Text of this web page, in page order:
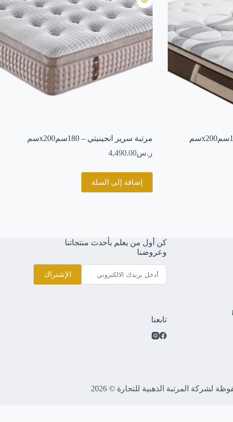
مرتبة سرير انجينيتي – 180سمx200سم
ر.س4,490.00
إضافة إلى السلة
كن أول من يعلم بأحدث منتجاتنا
وعروضنا
الإشتراك
تابعنا
لشركة المرتبة الذهبية للتجارة © 2026